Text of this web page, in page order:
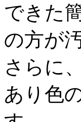
できた
の方が
さらに
あり色